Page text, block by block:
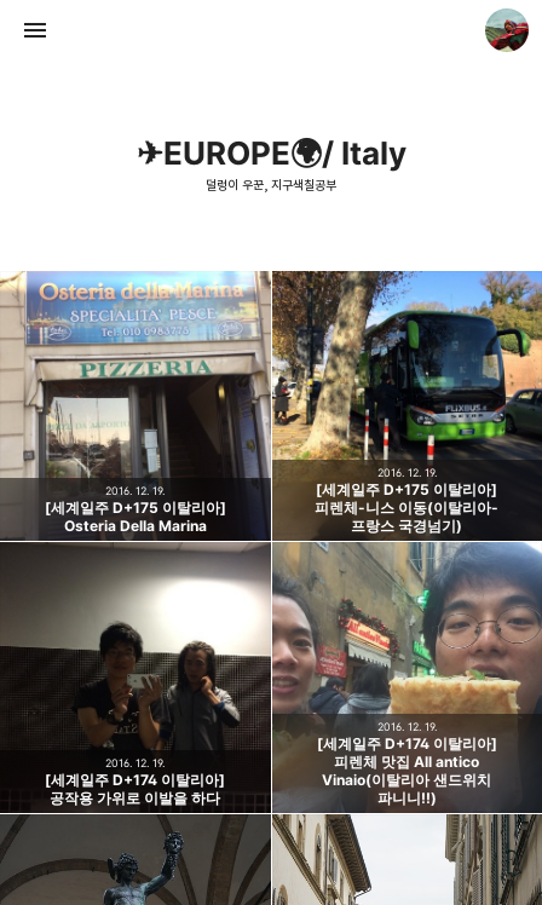
✈EUROPE🌍/ Italy
덜렁이 우꾼, 지구색칠공부
[세계일주 D+175 이탈리아]
Osteria Della Marina
2016. 12. 19.
[세계일주 D+175 이탈리아]
피렌체-니스 이동(이탈리아-
프랑스 국경넘기)
2016. 12. 19.
[세계일주 D+174 이탈리아]
공작용 가위로 이발을 하다
2016. 12. 19.
[세계일주 D+174 이탈리아]
피렌체 맛집 All antico
Vinaio(이탈리아 샌드위치
파니니!!)
2016. 12. 19.
덜렁이 우꾼, 지구색칠공부
우꾼